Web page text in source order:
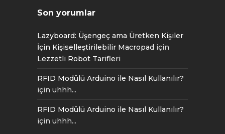
Son yorumlar
Lazyboard: Üşengeç ama Üretken Kişiler
İçin Kişiselleştirilebilir Macropad için
Lezzetli Robot Tarifleri
RFID Modülü Arduino ile Nasıl Kullanılır?
için uhhh...
RFID Modülü Arduino ile Nasıl Kullanılır?
için uhhh...